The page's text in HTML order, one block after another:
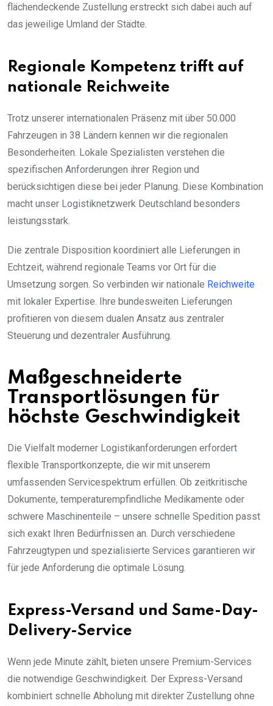
flächendeckende Zustellung erstreckt sich dabei auch auf
das jeweilige Umland der Städte.
Regionale Kompetenz trifft auf
nationale Reichweite
Trotz unserer internationalen Präsenz mit über 50.000
Fahrzeugen in 38 Ländern kennen wir die regionalen
Besonderheiten. Lokale Spezialisten verstehen die
spezifischen Anforderungen ihrer Region und
berücksichtigen diese bei jeder Planung. Diese Kombination
macht unser Logistiknetzwerk Deutschland besonders
leistungsstark.
Die zentrale Disposition koordiniert alle Lieferungen in
Echtzeit, während regionale Teams vor Ort für die
Umsetzung sorgen. So verbinden wir nationale Reichweite
mit lokaler Expertise. Ihre bundesweiten Lieferungen
profitieren von diesem dualen Ansatz aus zentraler
Steuerung und dezentraler Ausführung.
Maßgeschneiderte
Transportlösungen für
höchste Geschwindigkeit
Die Vielfalt moderner Logistikanforderungen erfordert
flexible Transportkonzepte, die wir mit unserem
umfassenden Servicespektrum erfüllen. Ob zeitkritische
Dokumente, temperaturempfindliche Medikamente oder
schwere Maschinenteile – unsere schnelle Spedition passt
sich exakt Ihren Bedürfnissen an. Durch verschiedene
Fahrzeugtypen und spezialisierte Services garantieren wir
für jede Anforderung die optimale Lösung.
Express-Versand und Same-Day-
Delivery-Service
Wenn jede Minute zählt, bieten unsere Premium-Services
die notwendige Geschwindigkeit. Der Express-Versand
kombiniert schnelle Abholung mit direkter Zustellung ohne